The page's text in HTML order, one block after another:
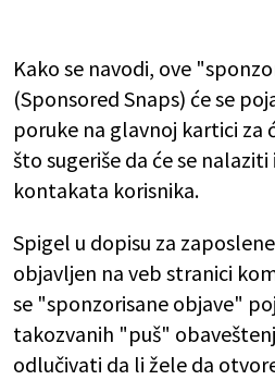
Kako se navodi, ove
(Sponsored Snaps) će se
poruke na glavnoj kartici za
što sugeriše da će se
kontakata korisnika.
Spigel u dopisu za
objavljen na veb stranici
se "sponzorisane objave"
takozvanih "puš"
odlučivati da li žele da